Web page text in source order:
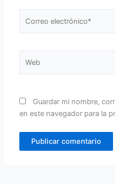
electrónico*
Guardar mi nombre,
en este navegador para la